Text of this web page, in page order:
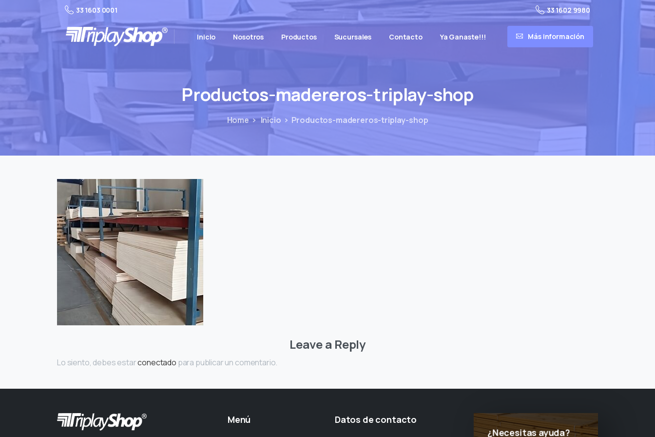
33 1603 0001 33 1602 9980
Inicio Nosotros Productos Sucursales Contacto Ya Ganaste!!! Más información
Productos-madereros-triplay-shop
Home Inicio Productos-madereros-triplay-shop
Leave a Reply
Lo siento, debes estarconectado para publicar un comentario.
Menú Datos de contacto
¿Necesitas ayuda?